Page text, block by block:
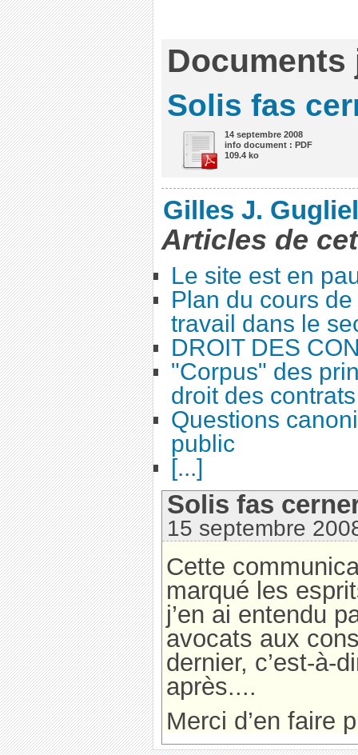
Documents
Solis fas
14 septembre 2008
info document : PDF
109.4 ko
Gilles J.
Articles de
Le site est en
Plan du cours
travail dans le
DROIT DES
"Corpus" des
droit des
Questions
public
[...]
Solis fas
15 septembre
Cette
marqué les
j’en ai entendu
avocats aux
dernier, c’est-à-
après....
Merci d’en faire